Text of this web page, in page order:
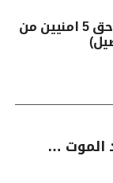
ابطاقة ايداع بالسجن في حق 5 امنيين من
الموت …